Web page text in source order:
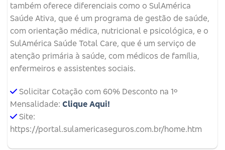
também oferece diferenciais como o SulAmérica
Saúde Ativa, que é um programa de gestão de saúde,
com orientação médica, nutricional e psicológica, e o
SulAmérica Saúde Total Care, que é um serviço de
atenção primária à saúde, com médicos de família,
enfermeiros e assistentes sociais.
Solicitar Cotação com 60% Desconto na 1º
Mensalidade: Clique Aqui!
Site:
https://portal.sulamericaseguros.com.br/home.htm